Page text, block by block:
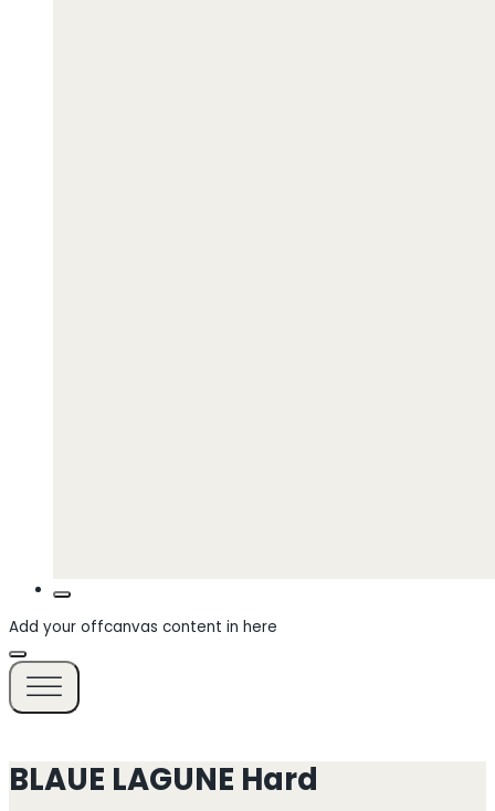
Add your offcanvas content in here
BLAUE LAGUNE Hard